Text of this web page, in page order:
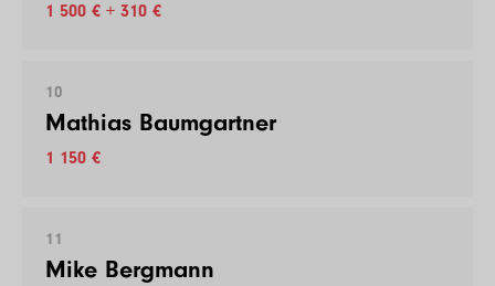
1 500 € + 310 €
10
Mathias Baumgartner
1 150 €
11
Mike Bergmann